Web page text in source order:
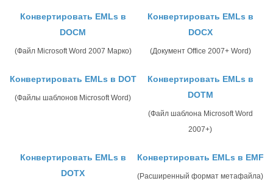
Конвертировать EMLs в
DOCM
(Файл Microsoft Word 2007 Марко)
Конвертировать EMLs в
DOCX
(Документ Office 2007+ Word)
Конвертировать EMLs в DOT
(Файлы шаблонов Microsoft Word)
Конвертировать EMLs в
DOTM
(Файл шаблона Microsoft Word
2007+)
Конвертировать EMLs в
DOTX
Конвертировать EMLs в EMF
(Расширенный формат метафайла)